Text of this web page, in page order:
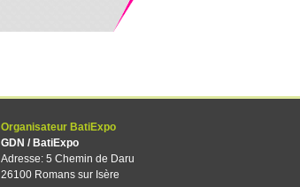
Organisateur BatiExpo
GDN / BatiExpo
Adresse: 5 Chemin de Daru
26100 Romans sur Isère